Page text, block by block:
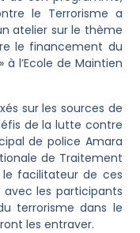
le Terrorisme a
atelier sur le thème
le financement du
l’Ecole de Maintien
sur les sources de
de la lutte contre
de police Amara
de Traitement
facilitateur de ces
avec les participants
terrorisme dans le
les entraver.